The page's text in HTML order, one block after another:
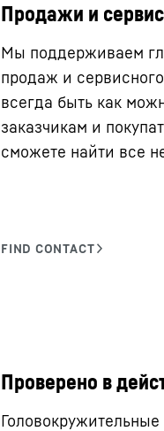
Продажи и сервис
Мы поддерживаем
продаж и
всегда быть как
заказчикам и
сможете найти все
Проверено в